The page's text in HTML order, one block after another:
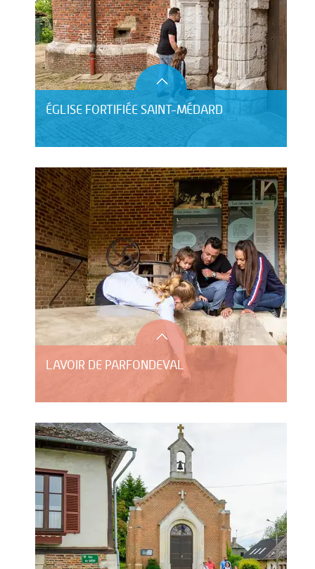
ÉGLISE FORTIFIÉE SAINT-MÉDARD
LAVOIR DE PARFONDEVAL